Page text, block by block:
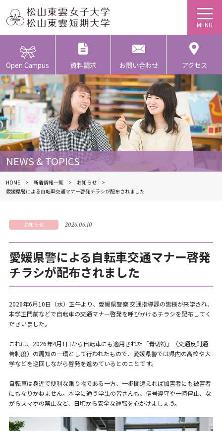
Open Campus 資料請求 お問い合わせ アクセス
NEWS & TOPICS
HOME 新着情報一覧
お知らせ
愛媛県警による自転車交通マナー啓発チラシが配布されました
お知らせ 2026.06.10
愛媛県警による自転車交通マナー啓発
チラシが配布されました
2026年6月10日（水）正午より、愛媛県警察 交通指導課の皆様が来学され、
本学正門前などで自転車の交通マナー啓発を呼びかけるチラシを配布してく
ださいました。
これは、2026年4月1日から自転車にも適用された「青切符」（交通反則通
告制度）の周知の一環として行われたもので、愛媛県警では県内の高校や大
学などを巡回しながら啓発を進めているとのことです。
自転車は身近で便利な乗り物である一方、一歩間違えれば加害者にも被害者
にもなりかねません。本学に通う学生の皆さんも、信号遵守や一時停止、な
がらスマホの禁止など、日頃から安全な運転を心がけましょう。